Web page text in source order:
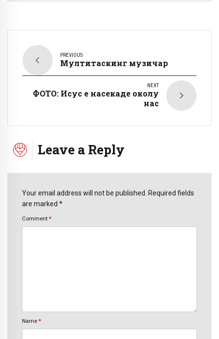
PREVIOUS
Мултитаскинг музичар
NEXT
ФОТО: Исус е насекаде околу
нас
Leave a Reply
Your email address will not be published. Required fields
are marked *
Comment *
Name *